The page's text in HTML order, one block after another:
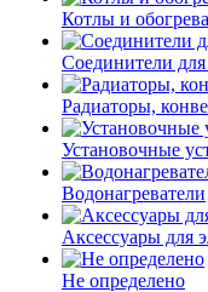
Котлы и
Соединители
Радиаторы,
Установочные
Водонагреватели
Аксессуары для
Не определено